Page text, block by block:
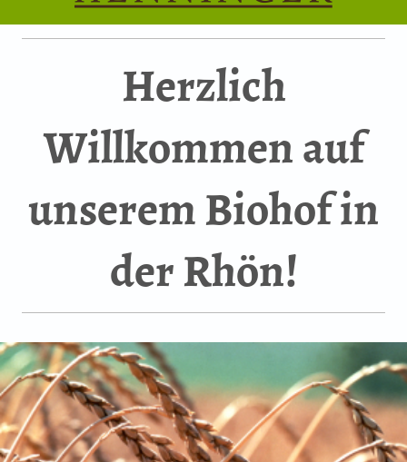
Herzlich
Willkommen auf
unserem Biohof in
der Rhön!